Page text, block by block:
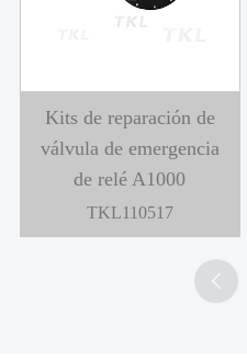
Kits de reparación de
válvula de emergencia
de relé A1000
TKL110517
